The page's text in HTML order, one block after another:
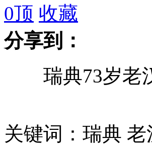
监控实拍面包车闯红灯将行驶电动车
0顶 收藏
分享到：
瑞典73岁老汉
关键词：瑞典